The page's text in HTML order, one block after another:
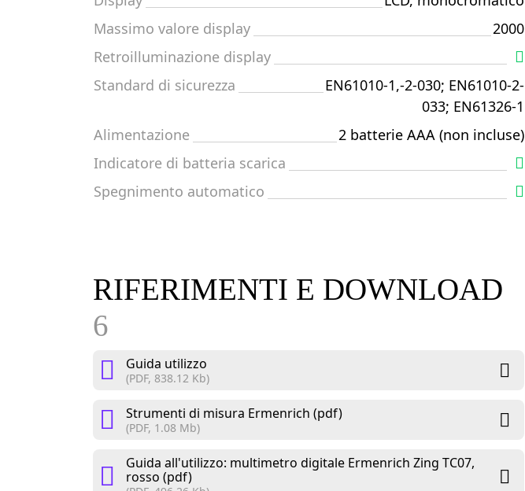
Massimo valore display
2000
Retroilluminazione display
Standard di sicurezza
EN61010-1,-2-030; EN61010-2-
033; EN61326-1
Alimentazione
2 batterie AAA (non incluse)
Indicatore di batteria scarica
Spegnimento automatico
RIFERIMENTI E DOWNLOAD
6
Guida utilizzo
(PDF, 838.12 Kb)
Strumenti di misura Ermenrich (pdf)
(PDF, 1.08 Mb)
Guida all'utilizzo: multimetro digitale Ermenrich Zing TC07,
rosso (pdf)